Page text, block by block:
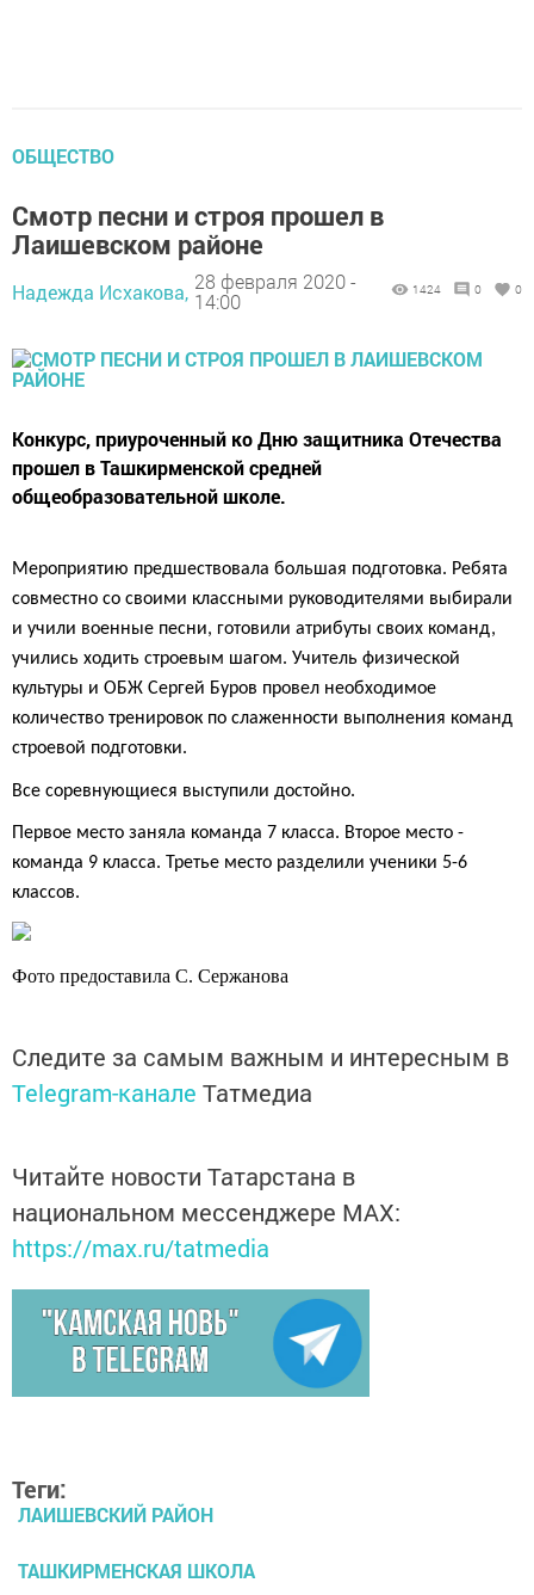
ОБЩЕСТВО
Смотр песни и строя прошел в
Лаишевском районе
Надежда Исхакова, 28 февраля 2020 -
14:00
1424 0 0
Конкурс, приуроченный ко Дню защитника Отечества
прошел в Ташкирменской средней
общеобразовательной школе.
Мероприятию предшествовала большая подготовка. Ребята
совместно со своими классными руководителями выбирали
и учили военные песни, готовили атрибуты своих команд,
учились ходить строевым шагом. Учитель физической
культуры и ОБЖ Сергей Буров провел необходимое
количество тренировок по слаженности выполнения команд
строевой подготовки.
Все соревнующиеся выступили достойно.
Первое место заняла команда 7 класса. Второе место -
команда 9 класса. Третье место разделили ученики 5-6
классов.
Фото предоставила С. Сержанова
Следите за самым важным и интересным в
Telegram-канале Татмедиа
Читайте новости Татарстана в
национальном мессенджере MАХ:
https://max.ru/tatmedia
Теги:
ЛАИШЕВСКИЙ РАЙОН
ТАШКИРМЕНСКАЯ ШКОЛА